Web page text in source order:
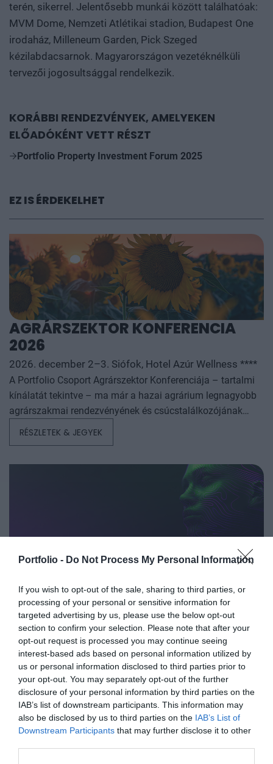
Portfolio - Do Not Process My Personal Information
If you wish to opt-out of the sale, sharing to third parties, or
processing of your personal or sensitive information for
targeted advertising by us, please use the below opt-out
section to confirm your selection. Please note that after your
opt-out request is processed you may continue seeing
interest-based ads based on personal information utilized by
us or personal information disclosed to third parties prior to
your opt-out. You may separately opt-out of the further
disclosure of your personal information by third parties on the
IAB’s list of downstream participants. This information may
also be disclosed by us to third parties on the IAB’s List of
Downstream Participants that may further disclose it to other
terén, sikerrel. Jelentősebb munkái között találhatóak:
MVM Dome, Nemzeti Atlétikai stadion, Budapest One
irodaház, Milleneum Garden, Pick Szeged
kézilabdacsarnok. Magyarországon vezetéknélküli
tervezői jogosultsággal rendelkezik.
KORÁBBI RENDEZVÉNYEK, AMELYEKEN
ELŐADÓKÉNT VETT RÉSZT
Portfolio Property Investment Forum 2025
EZ IS ÉRDEKELHET
AGRÁRSZEKTOR KONFERENCIA
2026
2026. december 2–3. Siófok, Hotel Azúr Wellness ****
A Portfolio Csoport Agrárszektor Konferenciája – tartalmi
kínálatát tekintve – ma már a hazai agrárium legnagyobb
agrárszakmai rendezvényének és csúcstalálkozójának
számít. A konferencia célja, hogy összegezze és elemezze
az agrárpiaci szereplők sikeres üzleti és beruházási
döntéseihez. A konferencia háromnapos szakmai
programmal várja az érdeklődőket: az esemény ünnepélyes
szakmai előesttel kezdődik, amelyet további két, rendkívül
összetett és kimerítően részletes egész napos szakmai
államigazgatási, banki, vállalati és érdekképviseleti szféra
információkat, amelyek az agrárgazdaság valamennyi
szereplője – a termelők, az élelmiszergyártók és a
kereskedők – számára egyaránt hasznos tájékoztatásul
szolgálhatnak. Emellett a rendezvény széles
körű bemutatkozási és piacépítési lehetőséget biztosít az
agráriumot kiszolgáló vállalkozások – inputgyártók,
integrátorok, gépforgalmazók, finanszírozási és egyéb
szolgáltatók – számára. A konferencia a tartalmas
programkínálaton túl alkalmat teremt a szakmai
kapcsolatépítésre, a networkingre és az üzleti
tárgyalásokra, a színvonalas szakmai előadások és
RÉSZLETEK & JEGYEK
AI & DIGITAL TRANSFORMATION
2026. november 26. Marriott Hotel
Elképesztő ütemben digitalizálódik az életünk és ezzel
együtt a vállalatok működése, a papír alapú folyamatok
megszűnnek, a fiókokba, személyes ügyintézésre csak a
legkomplexebb ügyekben járunk, digitális csatornákon 0-24
órában kommunikálunk, ügyeket intézünk. Ám most a
digitális világot, a belső működést és az ügyfél front-
endeket is feje tetejére állítja az AI-forradalom, és az
agentic AI trend. Az önállóan cselekedni képes AI-
ügynökök, illetve az egyes üzleti, compliance és
adminisztratív folyamatokat támogató AI-eszközök és
RÉSZLETEK & JEGYEK